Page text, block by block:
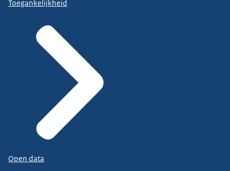
Toegankelijkheid
Open data